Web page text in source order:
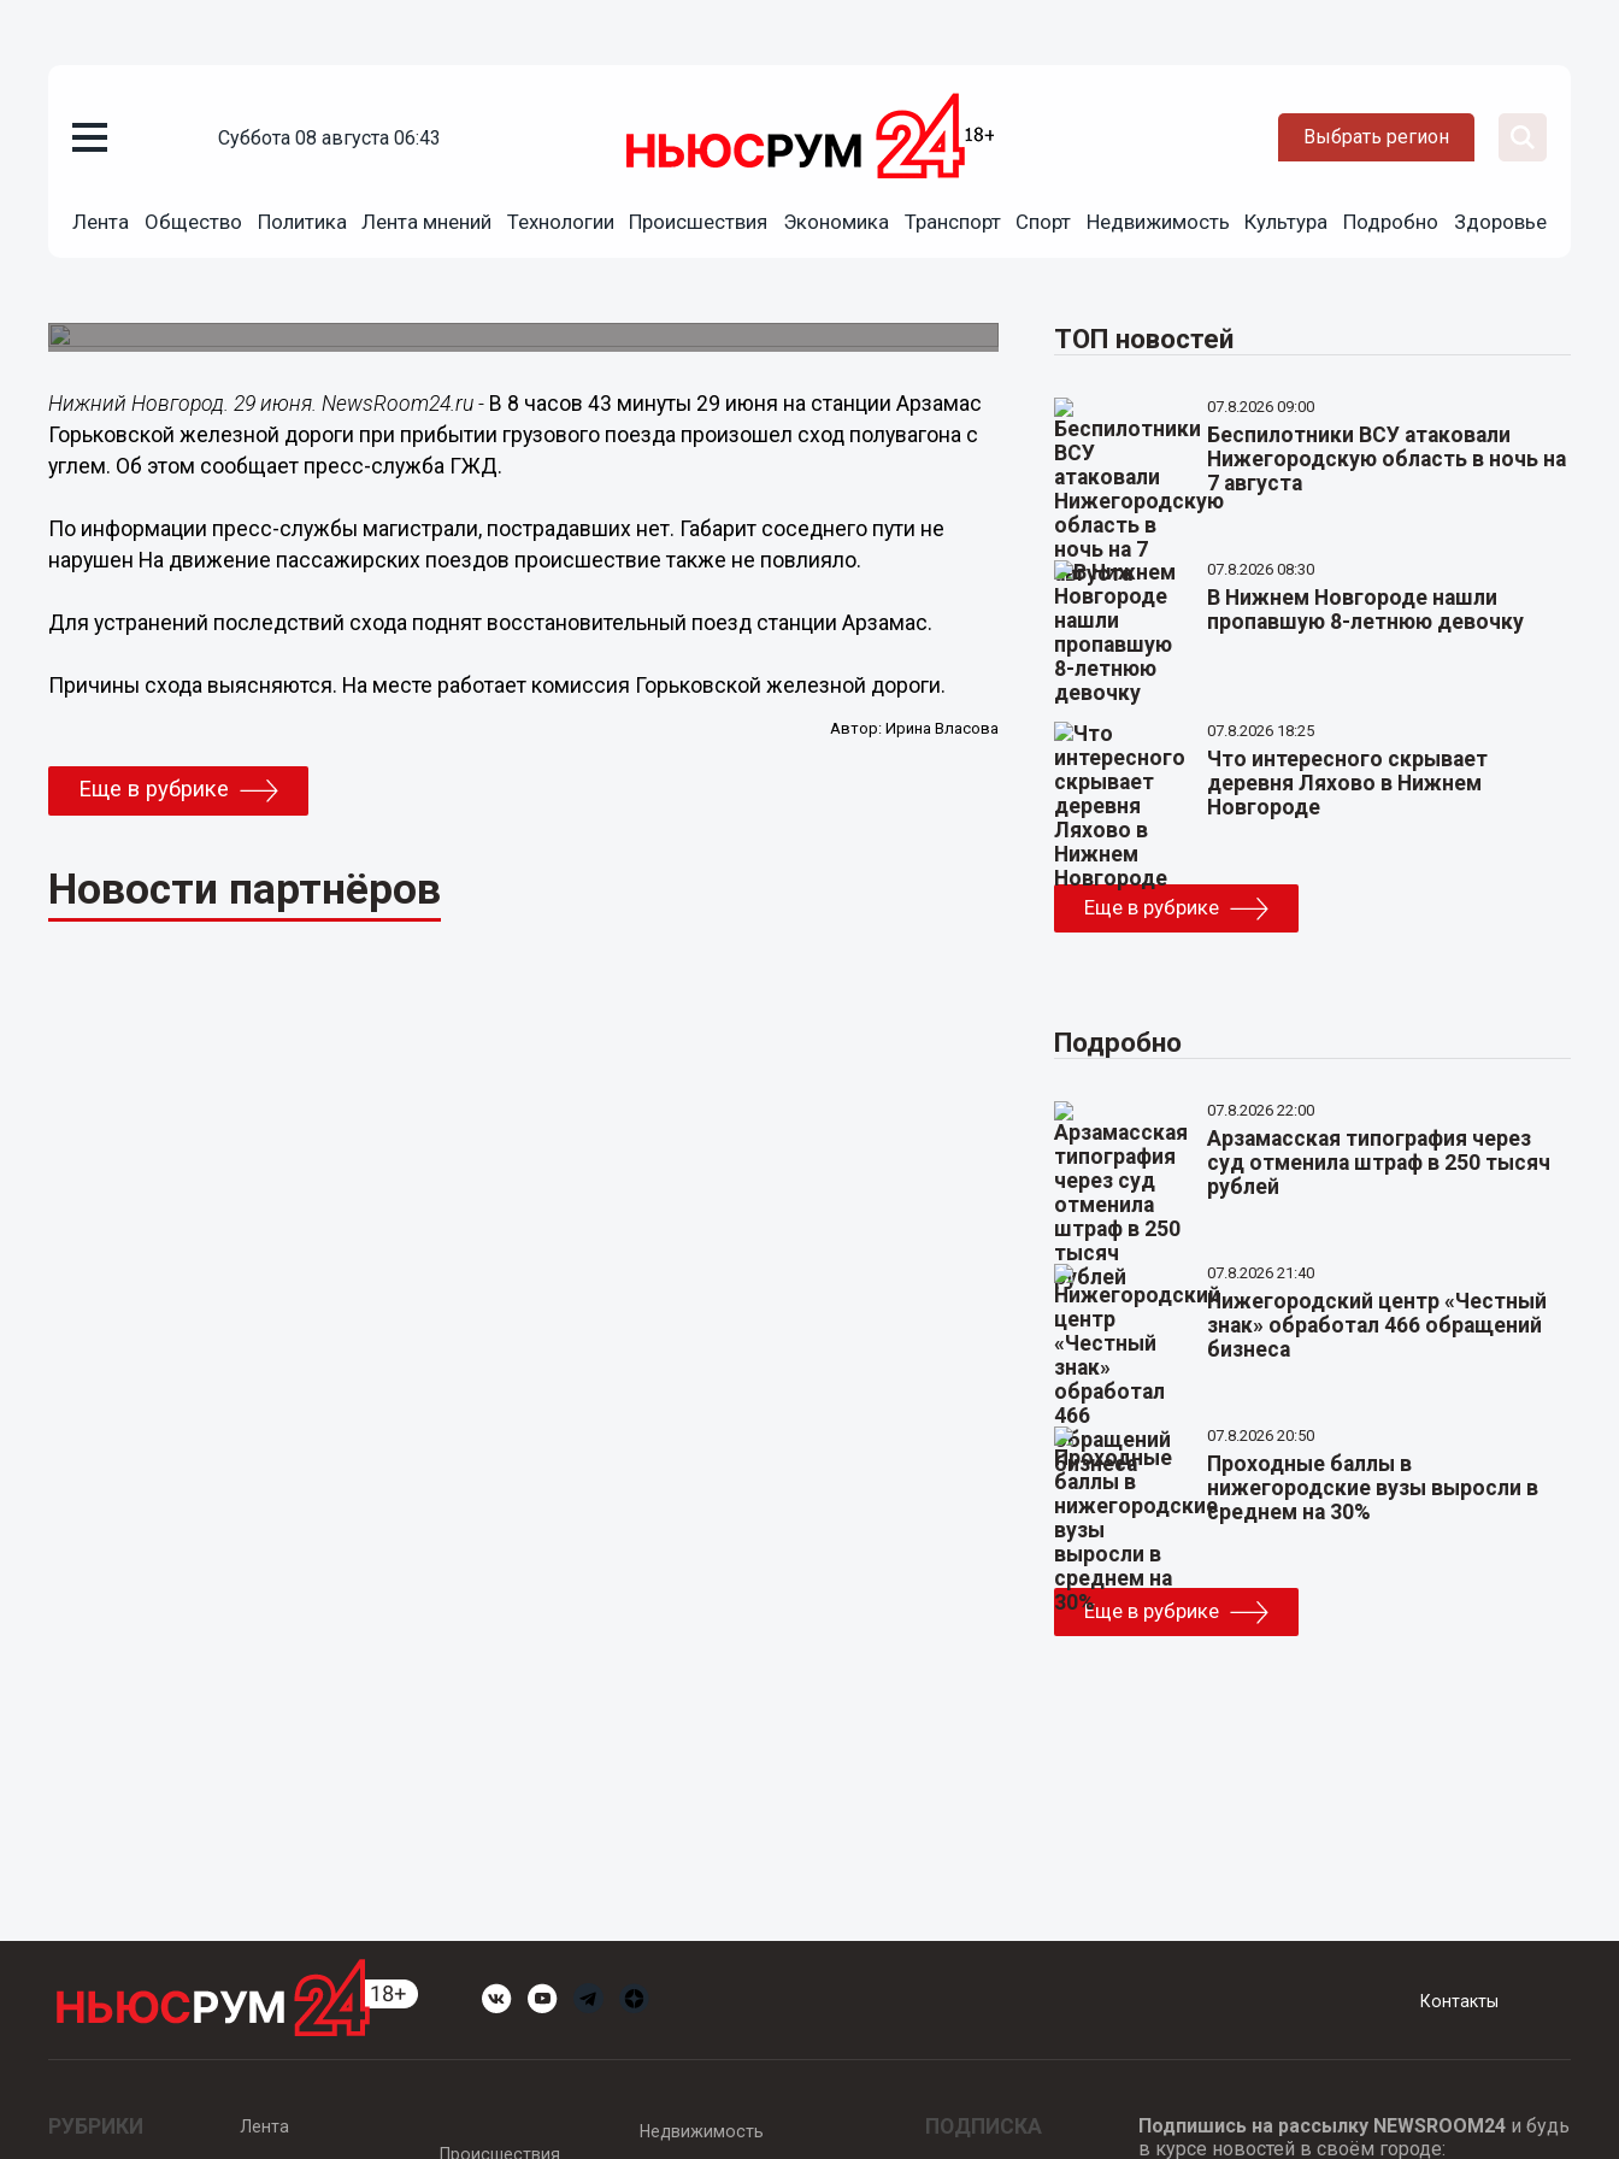
суббота 08 августа 06:43 Выбрать регион
Лента Общество Политика Лента мнений Технологии Происшествия Экономика Транспорт Спорт Недвижимость Культура Подробно Здоровье
29.06.201512:25
Нижний Новгород. 29 июня. NewsRoom24.ru - В 8 часов 43 минуты 29 июня на станции Арзамас
Горьковской железной дороги при прибытии грузового поезда произошел сход полувагона с
углем. Об этом сообщает пресс-служба ГЖД.
По информации пресс-службы магистрали, пострадавших нет. Габарит соседнего пути не
нарушен На движение пассажирских поездов происшествие также не повлияло.
Для устранений последствий схода поднят восстановительный поезд станции Арзамас.
Причины схода выясняются. На месте работает комиссия Горьковской железной дороги.
Автор: Ирина Власова
Еще в рубрике
Новости партнёров
ТОП новостей
07.8.2026 09:00
Беспилотники ВСУ атаковали
Нижегородскую область в ночь на
7 августа
07.8.2026 08:30
В Нижнем Новгороде нашли
пропавшую 8-летнюю девочку
07.8.2026 18:25
Что интересного скрывает
деревня Ляхово в Нижнем
Новгороде
Еще в рубрике
Подробно
07.8.2026 22:00
Арзамасская типография через
суд отменила штраф в 250 тысяч
рублей
07.8.2026 21:40
Нижегородский центр «Честный
знак» обработал 466 обращений
бизнеса
07.8.2026 20:50
Проходные баллы в
нижегородские вузы выросли в
среднем на 30%
Еще в рубрике
Контакты
РУБРИКИ
Лента
Происшествия
Недвижимость ПОДПИСКА Подпишись на рассылку NEWSROOM24и будь
в курсе новостей в своём городе: